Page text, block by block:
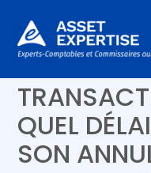
Aller
au
Créer et reprendre
Gérer votre quotidien
Piloter votre entreprise
Développer votre
Piloter votre gestion
Suivre votre
Gérer vos ressources
QUEL
SON